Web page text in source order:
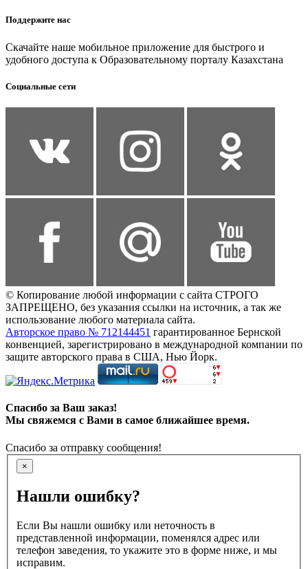
Поддержите нас
Скачайте наше мобильное приложение для быстрого и
удобного доступа к Образовательному порталу Казахстана
Социальные сети
© Копирование любой информации с сайта СТРОГО
ЗАПРЕЩЕНО, без указания ссылки на источник, а так же
использование любого материала сайта.
Авторское право № 712144451 гарантированное Бернской
конвенцией, зарегистрировано в международной компании по
защите авторского права в США, Нью Йорк.
Спасибо за Ваш заказ!
Мы свяжемся с Вами в самое ближайшее время.
Спасибо за отправку сообщения!
×
Нашли ошибку?
Если Вы нашли ошибку или неточность в
представленной информации, поменялся адрес или
телефон заведения, то укажите это в форме ниже, и мы
исправим.